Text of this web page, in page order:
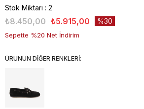
Stok Miktarı : 2
₺8.450,00 ₺5.915,00 30
Sepette %20 Net İndirim
ÜRÜNÜN DİĞER RENKLERİ: